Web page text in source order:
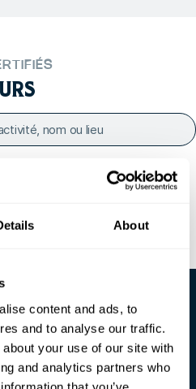
About
content and ads, to
and to analyse our traffic.
your use of our site with
and analytics partners who